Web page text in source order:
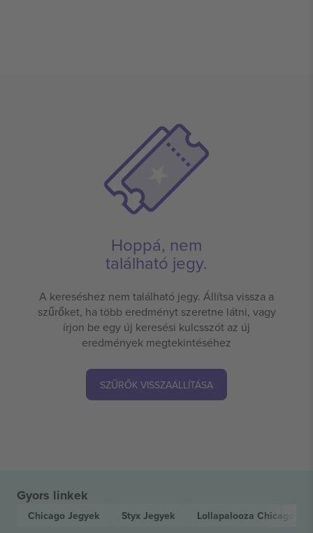
Hoppá, nem
található jegy.
A kereséshez nem található jegy. Állítsa vissza a
szűrőket, ha több eredményt szeretne látni, vagy
írjon be egy új keresési kulcsszót az új
eredmények megtekintéséhez
SZŰRŐK VISSZAÁLLÍTÁSA
Gyors linkek
Chicago Jegyek Styx Jegyek Lollapalooza Chicago